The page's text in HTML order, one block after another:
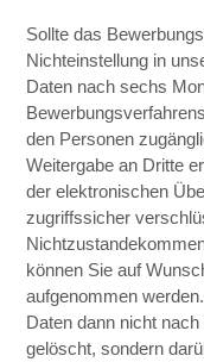
Sollte das
Nichteinstellung in
Daten nach sechs
den Personen
Weitergabe an Dritte
der elektronischen
zugriffssicher
können Sie auf
aufgenommen
Daten dann nicht
gelöscht, sondern